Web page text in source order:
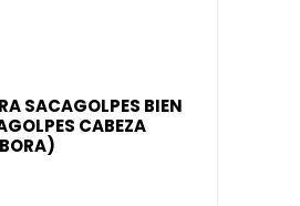
SACAGOLPES BIEN
CABEZA